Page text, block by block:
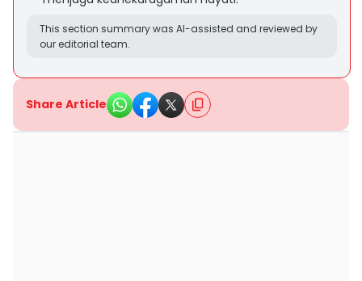
This section summary was AI-assisted and reviewed by
our editorial team.
Share Article